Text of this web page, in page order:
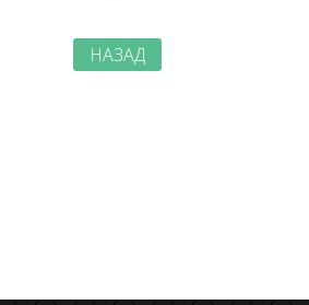
НАЗАД